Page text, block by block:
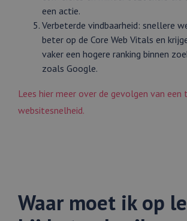
een actie.
Verbeterde vindbaarheid: snellere
beter op de Core Web Vitals en
vaker een hogere ranking binnen
zoals Google.
Lees hier meer over de gevolgen van een
websitesnelheid.
Waar moet ik op